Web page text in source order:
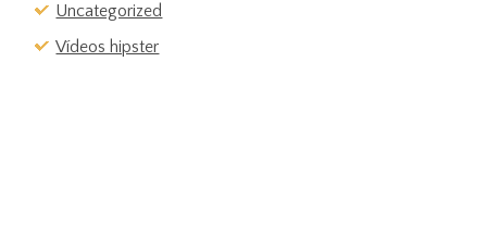
Uncategorized
Vídeos hipster